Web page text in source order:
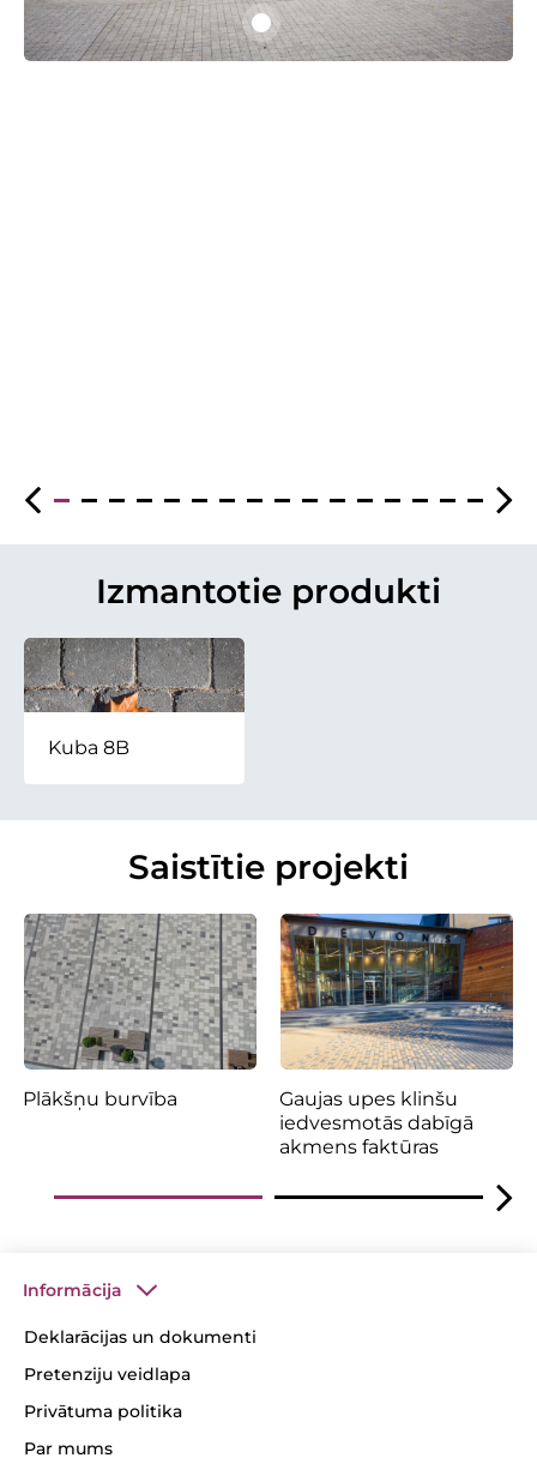
Izmantotie produkti
Kuba 8B
Saistītie projekti
Plākšņu burvība
Gaujas upes klinšu
iedvesmotās dabīgā
akmens faktūras
Informācija
Deklarācijas un dokumenti
Pretenziju veidlapa
Privātuma politika
Par mums